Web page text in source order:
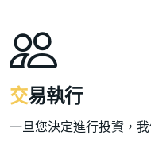
交易執行
一旦您決定進行投資，